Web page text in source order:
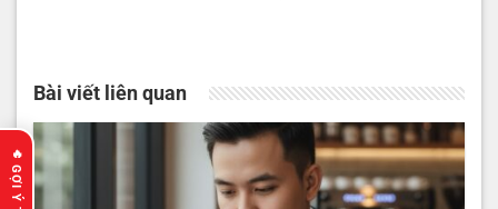
Bài viết liên quan